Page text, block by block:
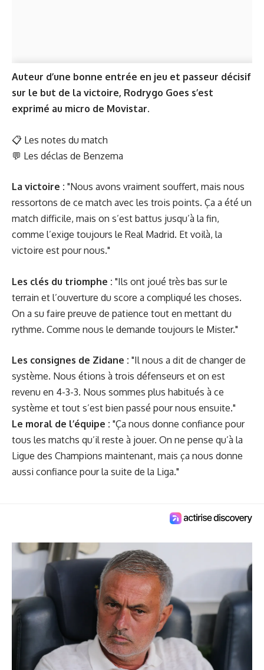
Auteur d’une bonne entrée en jeu et passeur décisif
sur le but de la victoire, Rodrygo Goes s’est
exprimé au micro de Movistar.
📋 Les notes du match
💬 Les déclas de Benzema
La victoire : "Nous avons vraiment souffert, mais nous
ressortons de ce match avec les trois points. Ça a été un
match difficile, mais on s’est battus jusqu’à la fin,
comme l’exige toujours le Real Madrid. Et voilà, la
victoire est pour nous."
Les clés du triomphe : "Ils ont joué très bas sur le
terrain et l’ouverture du score a compliqué les choses.
On a su faire preuve de patience tout en mettant du
rythme. Comme nous le demande toujours le Mister."
Les consignes de Zidane : "Il nous a dit de changer de
système. Nous étions à trois défenseurs et on est
revenu en 4-3-3. Nous sommes plus habitués à ce
système et tout s’est bien passé pour nous ensuite."
Le moral de l’équipe : "Ça nous donne confiance pour
tous les matchs qu’il reste à jouer. On ne pense qu’à la
Ligue des Champions maintenant, mais ça nous donne
aussi confiance pour la suite de la Liga."